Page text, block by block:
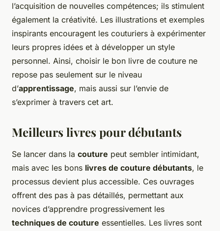
l’acquisition de nouvelles compétences; ils stimulent
également la créativité. Les illustrations et exemples
inspirants encouragent les couturiers à expérimenter
leurs propres idées et à développer un style
personnel. Ainsi, choisir le bon livre de couture ne
repose pas seulement sur le niveau
d’apprentissage, mais aussi sur l’envie de
s’exprimer à travers cet art.
Meilleurs livres pour débutants
Se lancer dans la couture peut sembler intimidant,
mais avec les bons livres de couture débutants, le
processus devient plus accessible. Ces ouvrages
offrent des pas à pas détaillés, permettant aux
novices d’apprendre progressivement les
techniques de couture essentielles. Les livres sont